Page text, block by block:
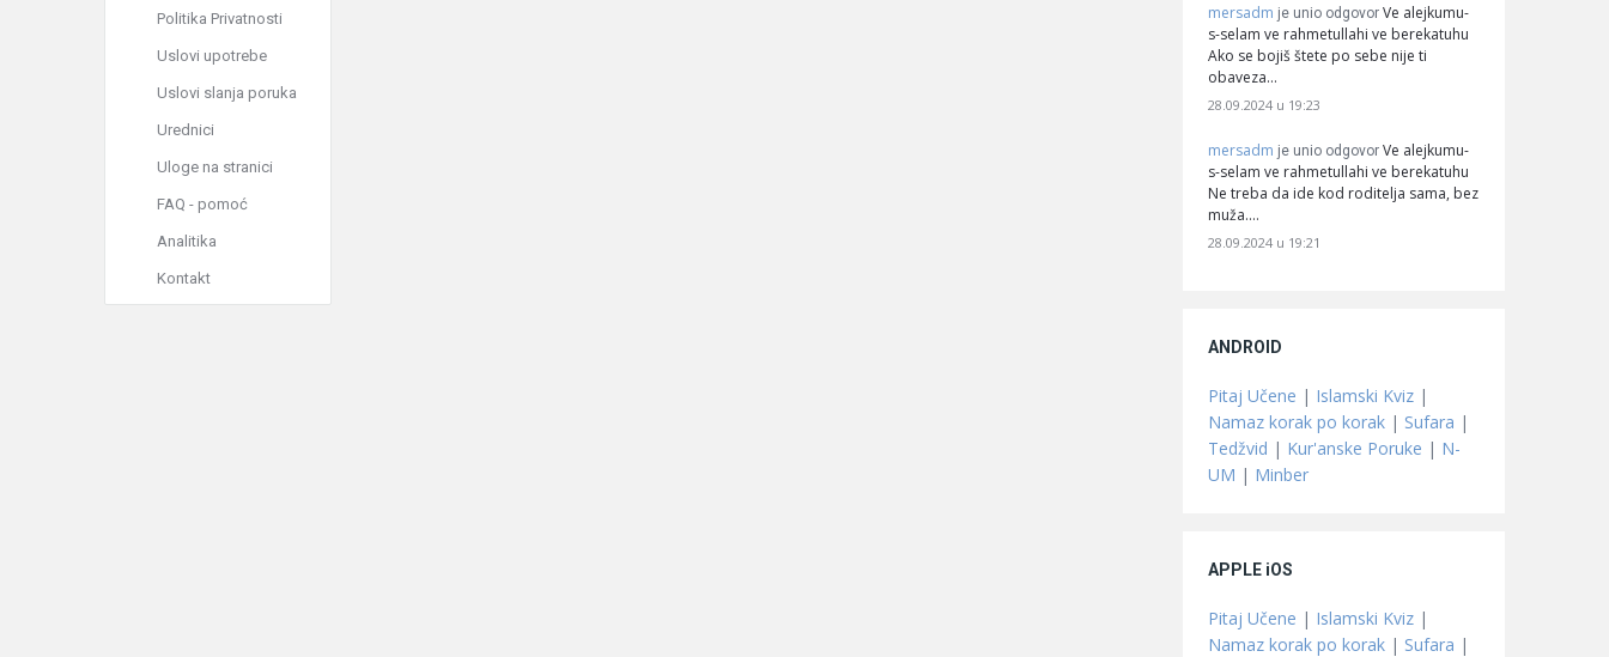
mersadm je unio odgovor Ve alejkumu-
s-selam ve rahmetullahi ve berekatuhu
Ako se bojiš štete po sebe nije ti
obaveza…
28.09.2024 u 19:23
mersadm je unio odgovor Ve alejkumu-
s-selam ve rahmetullahi ve berekatuhu
Ne treba da ide kod roditelja sama, bez
muža.…
28.09.2024 u 19:21
ANDROID
Pitaj Učene | Islamski Kviz |
Namaz korak po korak | Sufara |
Tedžvid | Kur'anske Poruke | N-
UM | Minber
APPLE iOS
Pitaj Učene | Islamski Kviz |
Namaz korak po korak | Sufara |
Politika Privatnosti
Uslovi upotrebe
Uslovi slanja poruka
Urednici
Uloge na stranici
FAQ - pomoć
Analitika
Kontakt